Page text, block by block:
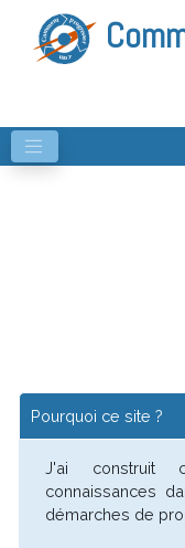
Pourquoi ce site ?
J'ai construit
connaissances
démarches de